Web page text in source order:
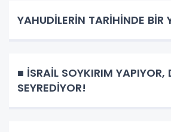
YAHUDİLERİN TARİHİNDE BİR
■ İSRAİL SOYKIRIM YAPIYOR,
SEYREDİYOR!